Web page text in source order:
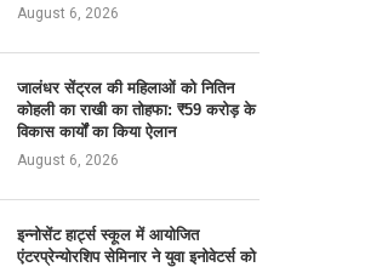
August 6, 2026
जालंधर सेंट्रल की महिलाओं को नितिन
कोहली का राखी का तोहफा: ₹59 करोड़ के
विकास कार्यों का किया ऐलान
August 6, 2026
इन्नोसेंट हार्ट्स स्कूल में आयोजित
एंटरप्रेन्योरशिप सेमिनार ने युवा इनोवेटर्स को